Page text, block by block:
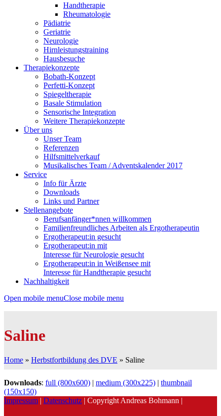
Handtherapie
Rheumatologie
Pädiatrie
Geriatrie
Neurologie
Hirnleistungstraining
Hausbesuche
Therapiekonzepte
Bobath-Konzept
Perfetti-Konzept
Spiegeltherapie
Basale Stimulation
Sensorische Integration
Weitere Therapiekonzepte
Über uns
Unser Team
Referenzen
Hilfsmittelverkauf
Musikalisches Team / Adventskalender 2017
Service
Info für Ärzte
Downloads
Links und Partner
Stellenangebote
Berufsanfänger*nnen willkommen
Familienfreundliches Arbeiten als Ergotherapeutin
Ergotherapeut:in gesucht
Ergotherapeut:in mit
Interesse für Neurologie gesucht
Ergotherapeut:in in Weißensee mit
Interesse für Handtherapie gesucht
Nachhaltigkeit
Open mobile menuClose mobile menu
Saline
Home » Herbstfortbildung des DVE » Saline
Downloads: full (800x600) | medium (300x225) | thumbnail
(150x150)
Impressum | Datenschutz | Copyright Andreas Bohmann |